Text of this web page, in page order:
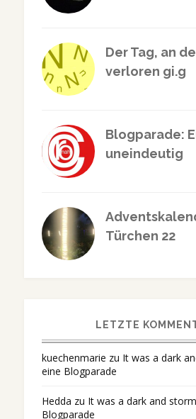
Der Tag, an
verloren gi.g
Blogparade:
uneindeutig
Türchen 22
LETZTE
kuechenmarie zu It was a dark
eine Blogparade
Hedda zu It was a dark and
Blogparade